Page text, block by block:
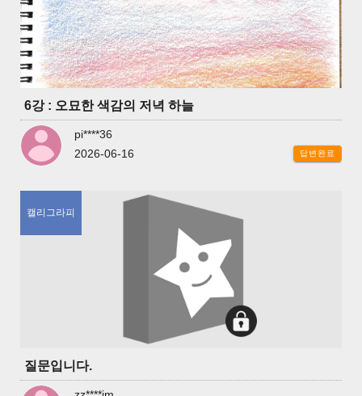
6강 : 오묘한 색감의 저녁 하늘
pi****36
2026-06-16
답변완료
캘리그라피
질문입니다.